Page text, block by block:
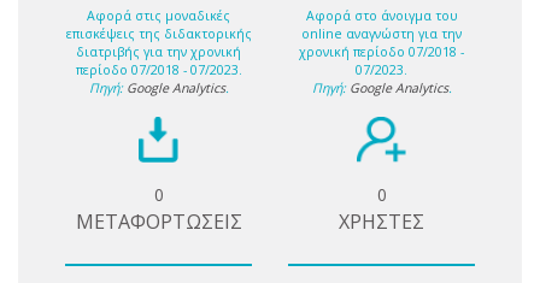
Αφορά στις μοναδικές
επισκέψεις της διδακτορικής
διατριβής για την χρονική
περίοδο 07/2018 - 07/2023.
Πηγή: Google Analytics.
Αφορά στο άνοιγμα του
online αναγνώστη για την
χρονική περίοδο 07/2018 -
07/2023.
Πηγή: Google Analytics.
0
ΜΕΤΑΦΟΡΤΩΣΕΙΣ
0
ΧΡΗΣΤΕΣ